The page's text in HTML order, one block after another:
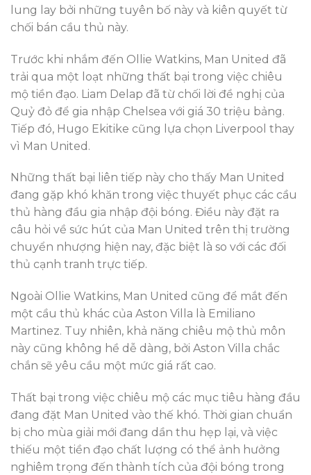
lung lay bởi những tuyên bố này và kiên quyết từ
chối bán cầu thủ này.
Trước khi nhắm đến Ollie Watkins, Man United đã
trải qua một loạt những thất bại trong việc chiêu
mộ tiền đạo. Liam Delap đã từ chối lời đề nghị của
Quỷ đỏ để gia nhập Chelsea với giá 30 triệu bảng.
Tiếp đó, Hugo Ekitike cũng lựa chọn Liverpool thay
vì Man United.
Những thất bại liên tiếp này cho thấy Man United
đang gặp khó khăn trong việc thuyết phục các cầu
thủ hàng đầu gia nhập đội bóng. Điều này đặt ra
câu hỏi về sức hút của Man United trên thị trường
chuyển nhượng hiện nay, đặc biệt là so với các đối
thủ cạnh tranh trực tiếp.
Ngoài Ollie Watkins, Man United cũng để mắt đến
một cầu thủ khác của Aston Villa là Emiliano
Martinez. Tuy nhiên, khả năng chiêu mộ thủ môn
này cũng không hề dễ dàng, bởi Aston Villa chắc
chắn sẽ yêu cầu một mức giá rất cao.
Thất bại trong việc chiêu mộ các mục tiêu hàng đầu
đang đặt Man United vào thế khó. Thời gian chuẩn
bị cho mùa giải mới đang dần thu hẹp lại, và việc
thiếu một tiền đạo chất lượng có thể ảnh hưởng
nghiêm trọng đến thành tích của đội bóng trong